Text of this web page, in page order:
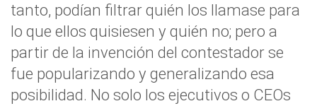
tanto, podían filtrar quién los llamase para
lo que ellos quisiesen y quién no; pero a
partir de la invención del contestador se
fue popularizando y generalizando esa
posibilidad. No solo los ejecutivos o CEOs